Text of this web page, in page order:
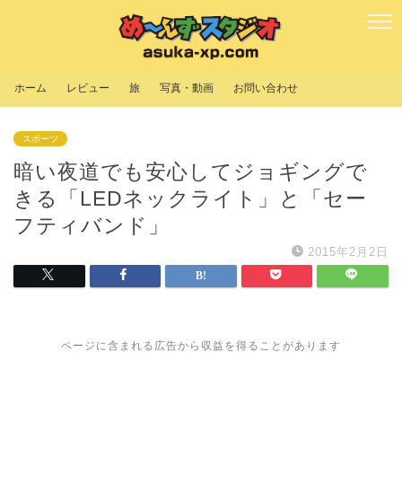
ホーム レビュー 旅 写真・動画 お問い合わせ
スポーツ
暗い夜道でも安心してジョギングで
きる「LEDネックライト」と「セー
フティバンド」
2015年2月2日
ページに含まれる広告から収益を得ることがあります